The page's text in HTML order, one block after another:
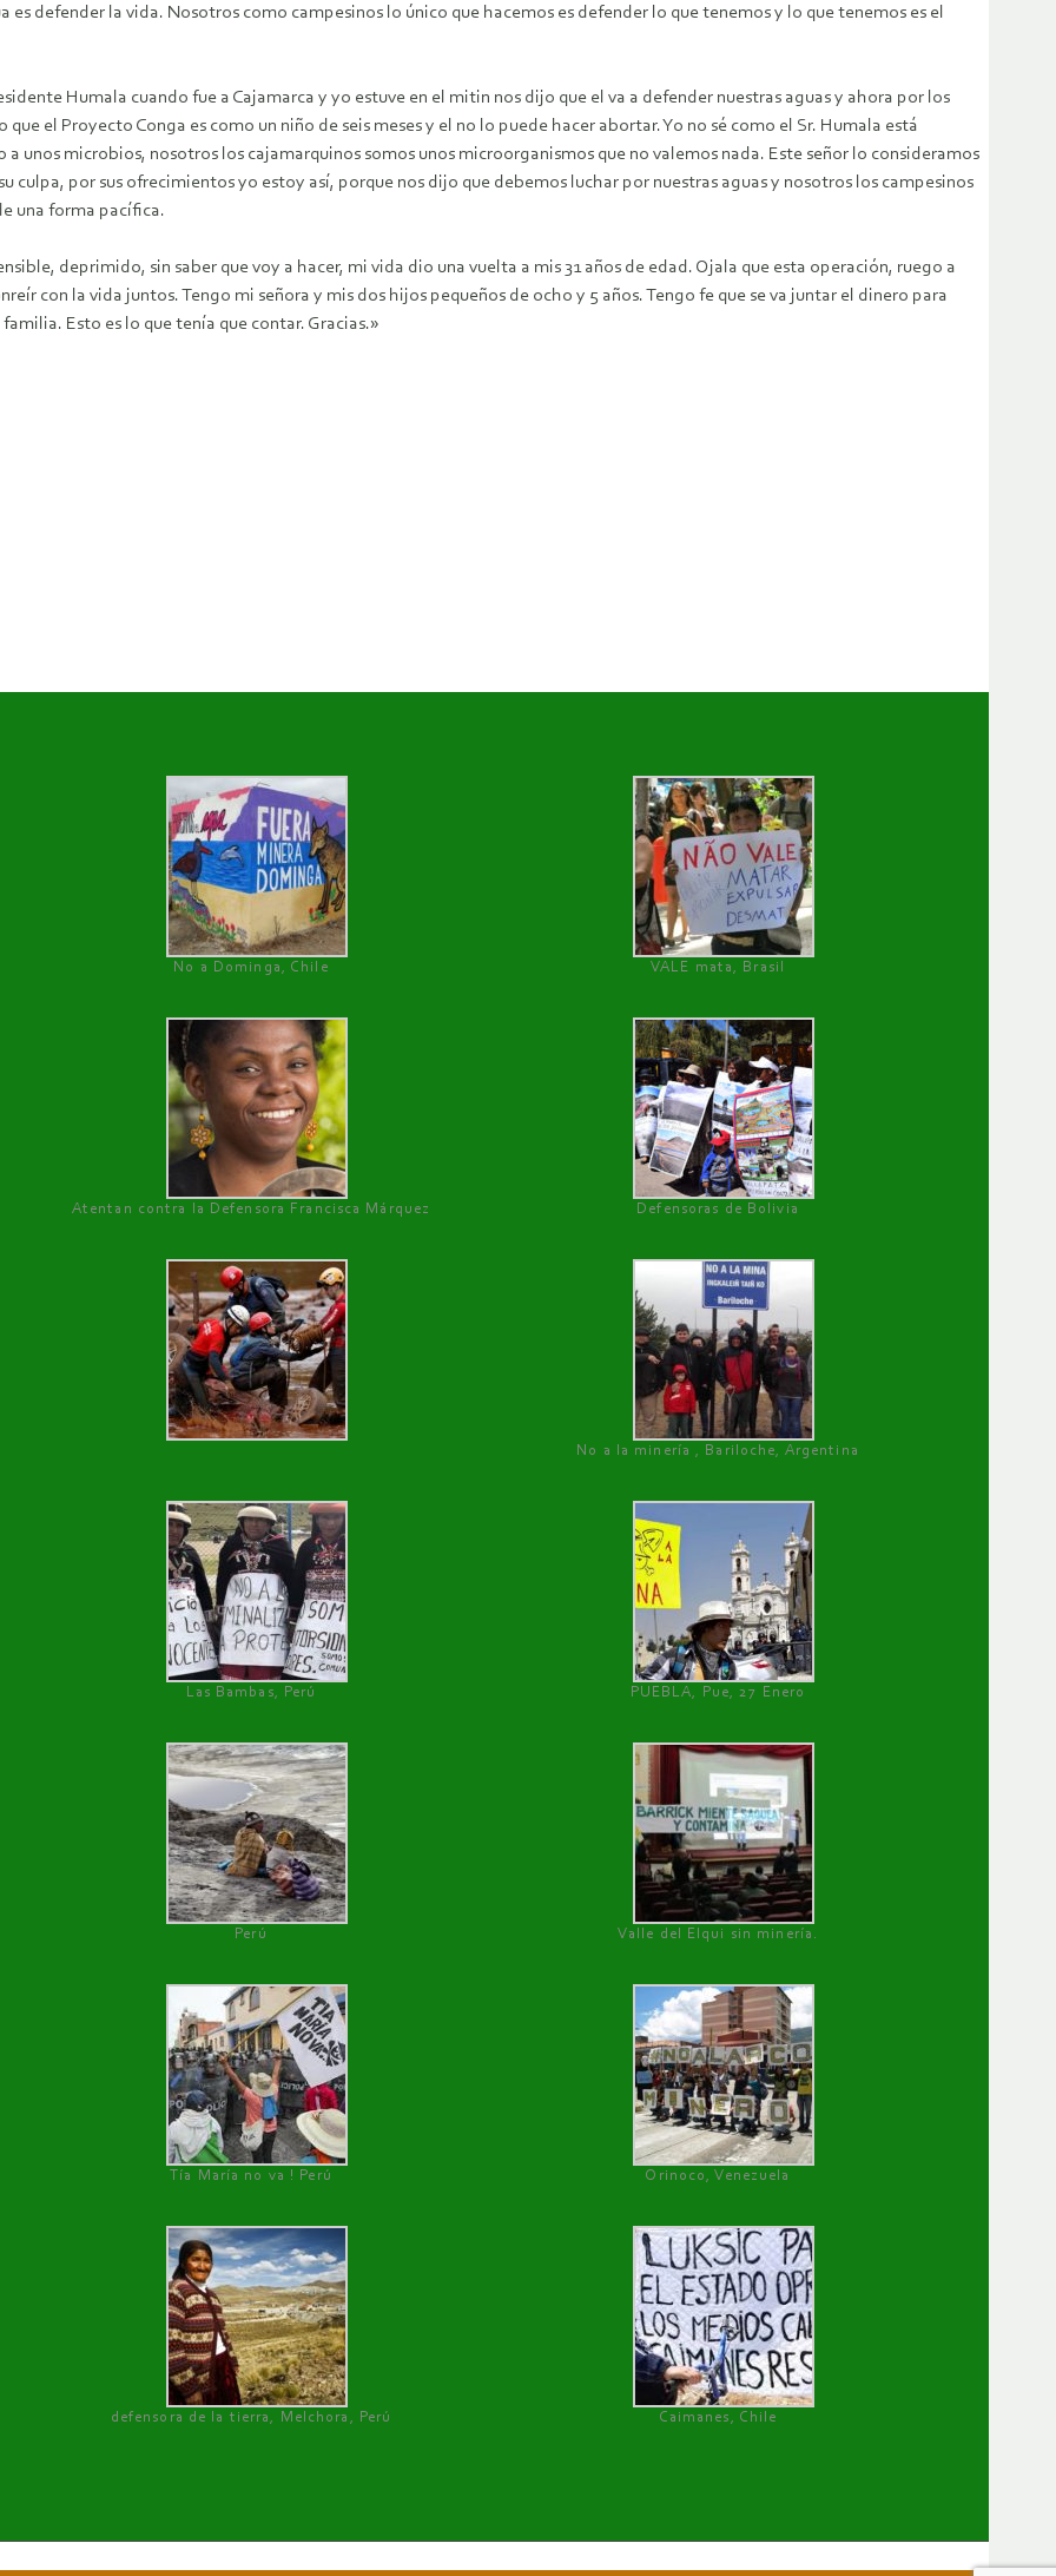
defender la vida. Nosotros como campesinos lo único que hacemos es defender lo que tenemos y lo que tenemos es el
Humala cuando fue a Cajamarca y yo estuve en el mitin nos dijo que el va a defender nuestras aguas y ahora por los
el Proyecto Conga es como un niño de seis meses y el no lo puede hacer abortar. Yo no sé como el Sr. Humala está
unos microbios, nosotros los cajamarquinos somos unos microorganismos que no valemos nada. Este señor lo consideramos
culpa, por sus ofrecimientos yo estoy así, porque nos dijo que debemos luchar por nuestras aguas y nosotros los campesinos
una forma pacífica.
deprimido, sin saber que voy a hacer, mi vida dio una vuelta a mis 31 años de edad. Ojala que esta operación, ruego a
con la vida juntos. Tengo mi señora y mis dos hijos pequeños de ocho y 5 años. Tengo fe que se va juntar el dinero para
Esto es lo que tenía que contar. Gracias.»
No a Dominga, Chile
VALE mata, Brasil
Atentan contra la Defensora Francisca Márquez Defensoras de Bolivia
No a la minería , Bariloche, Argentina
Las Bambas, Perú PUEBLA, Pue, 27 Enero
Perú Valle del Elqui sin minería.
Tía María no va ! Perú Orinoco, Venezuela
defensora de la tierra, Melchora, Perú Caimanes, Chile